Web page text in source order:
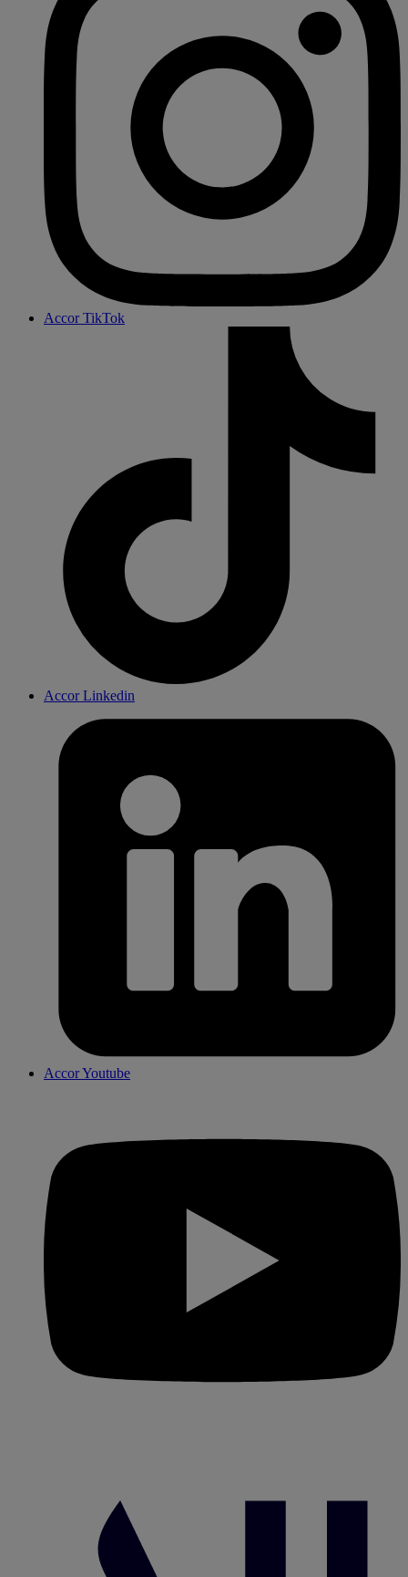
Accor TikTok
Accor Linkedin
Accor Youtube